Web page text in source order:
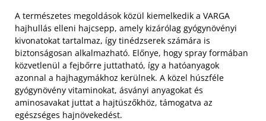
A természetes megoldások közül kiemelkedik a VARGA
hajhullás elleni hajcsepp, amely kizárólag gyógynövényi
kivonatokat tartalmaz, így tinédzserek számára is
biztonságosan alkalmazható. Előnye, hogy spray formában
közvetlenül a fejbőrre juttatható, így a hatóanyagok
azonnal a hajhagymákhoz kerülnek. A közel húszféle
gyógynövény vitaminokat, ásványi anyagokat és
aminosavakat juttat a hajtüszőkhöz, támogatva az
egészséges hajnövekedést.